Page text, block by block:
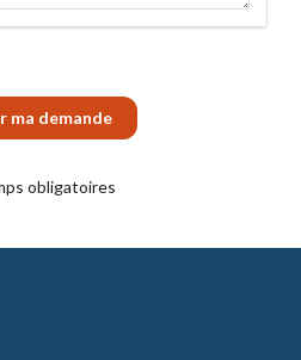
ma demande
obligatoires